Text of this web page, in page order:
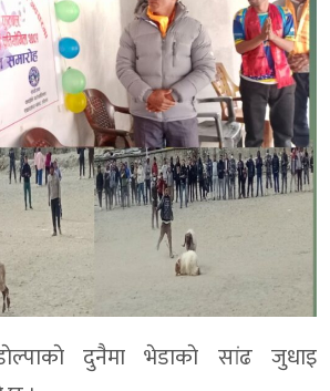
दुनैमा भेडाकाे सांढ जुधाइ